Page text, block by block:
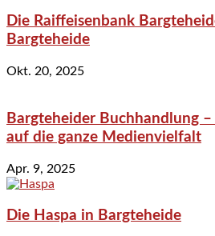
Die Raiffeisenbank
Bargteheide
Okt. 20, 2025
Bargteheider Buchhandlung
auf die ganze Medienvielfalt
Apr. 9, 2025
Die Haspa in Bargteheide